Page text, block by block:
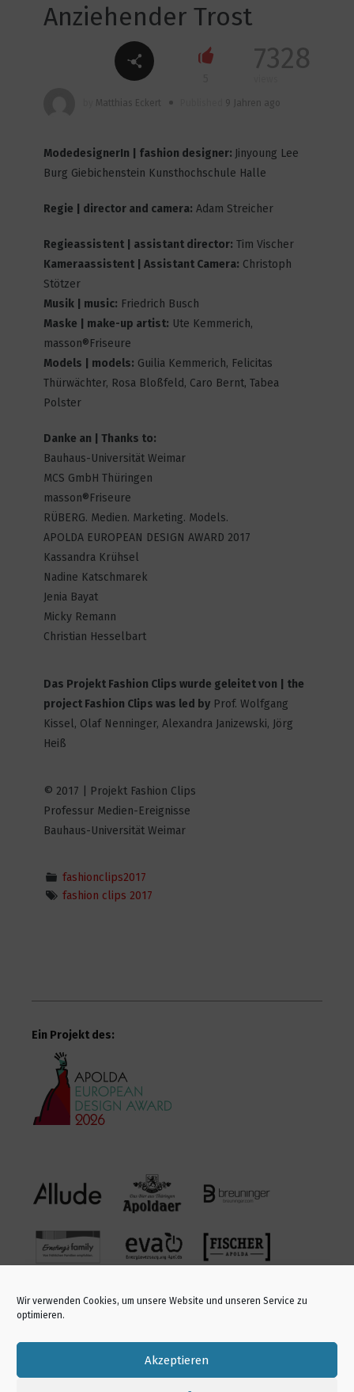
Wir verwenden Cookies, um unsere Website und unseren Service zu
optimieren.
Akzeptieren
INCA TO COLA
Genderless
6 4453
Boy Town
Back in Business
13 7193
THE HOLE
9 4498
A Line of Party
7
Coming of age
Reboot
ALABASTER
Blurred lines
Wolf in a sheep’s clothing
kariert. gestreift. geblümt.
Anziehender Trost
7328
Matthias Eckert 9 Jahren ago
ModedesignerIn | fashion designer: Jinyoung Lee
Burg Giebichenstein Kunsthochschule Halle
Regie | director and camera: Adam Streicher
Regieassistent | assistant director: Tim Vischer
Kameraassistent | Assistant Camera: Christoph
Stötzer
Musik | music: Friedrich Busch
Maske | make-up artist: Ute Kemmerich,
masson®Friseure
Models | models: Guilia Kemmerich, Felicitas
Thürwächter, Rosa Bloßfeld, Caro Bernt, Tabea
Polster
Danke an | Thanks to:
Bauhaus-Universität Weimar
MCS GmbH Thüringen
masson®Friseure
RÜBERG. Medien. Marketing. Models.
APOLDA EUROPEAN DESIGN AWARD 2017
Kassandra Krühsel
Nadine Katschmarek
Jenia Bayat
Micky Remann
Christian Hesselbart
Das Projekt Fashion Clips wurde geleitet von | the
project Fashion Clips was led by Prof. Wolfgang
Kissel, Olaf Nenninger, Alexandra Janizewski, Jörg
Heiß
© 2017 | Projekt Fashion Clips
Professur Medien-Ereignisse
Bauhaus-Universität Weimar
fashionclips2017
fashion clips 2017
Ein Projekt des: